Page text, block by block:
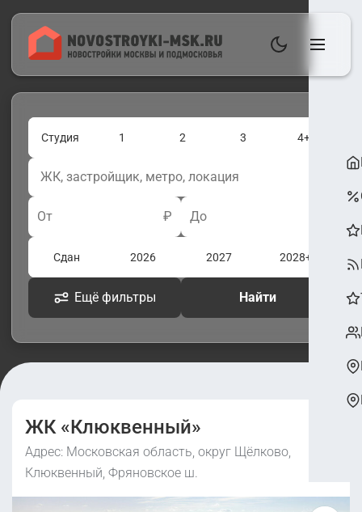
Студия 1 2 3 4+
От ₽ До
Сдан 2026 2027 2028+
Ещё фильтры Найти
ЖК «Клюквенный»
Адрес: Московская область, округ Щёлково,
Клюквенный, Фряновское ш.